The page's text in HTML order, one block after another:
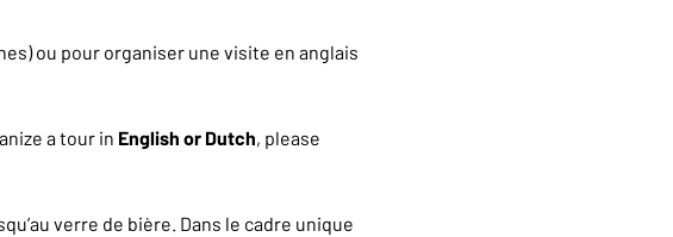
ou pour organiser une visite en anglais
a tour in English or Dutch, please
verre de bière. Dans le cadre unique